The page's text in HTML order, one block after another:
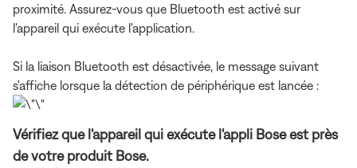
proximité. Assurez-vous que Bluetooth est activé sur
l'appareil qui exécute l'application.
Si la liaison Bluetooth est désactivée, le message suivant
s'affiche lorsque la détection de périphérique est lancée :
Vérifiez que l'appareil qui exécute l'appli Bose est près
de votre produit Bose.